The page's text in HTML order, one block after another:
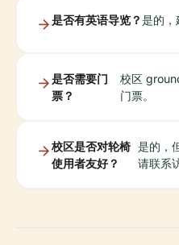
是否有英语导览？是的，
是否需要门
票？
校区
门票。
校区是否对轮椅
使用者友好？
是的，
请联系